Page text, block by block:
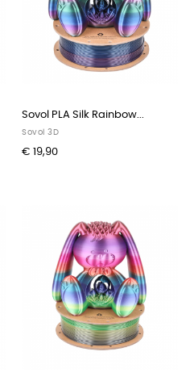
Sovol PLA Silk Rainbow...
Sovol 3D
€ 19,90